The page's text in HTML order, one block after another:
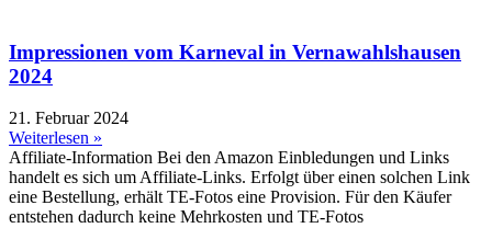
Impressionen vom Karneval in Vernawahlshausen
2024
21. Februar 2024
Weiterlesen »
Affiliate-Information Bei den Amazon Einbledungen und Links
handelt es sich um Affiliate-Links. Erfolgt über einen solchen Link
eine Bestellung, erhält TE-Fotos eine Provision. Für den Käufer
entstehen dadurch keine Mehrkosten und TE-Fotos